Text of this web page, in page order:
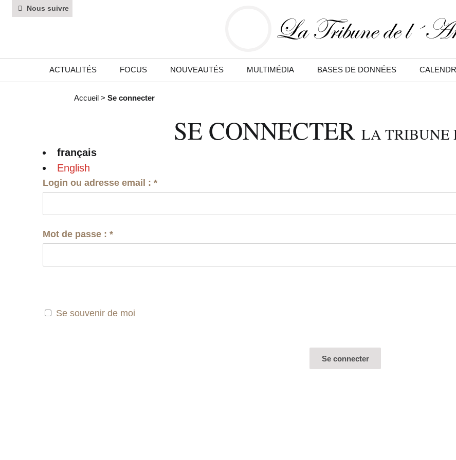
Nous suivre
ACTUALITÉS FOCUS NOUVEAUTÉS MULTIMÉDIA BASES DE DONNÉES
Accueil > Se connecter
SE CONNECTERLA TRIBUNE
français
English
Login ou adresse email :*
Mot de passe :*
Se souvenir de moi